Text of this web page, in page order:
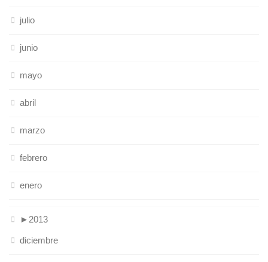
julio
junio
mayo
abril
marzo
febrero
enero
► 2013
diciembre